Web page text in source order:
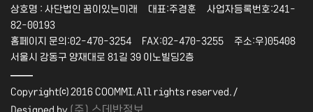
상호명 : 사단법인 꿈이있는미래 대표:주경훈 사업자등록번호:241-
82-00193
홈페이지 문의:02-470-3254 FAX:02-470-3255 주소:우)05408
서울시 강동구 양재대로 81길 39 이노빌딩2층
――
Copyright⒞ 2016 COOMMI.All rights reserved./
Designed by (주) 스데반정보